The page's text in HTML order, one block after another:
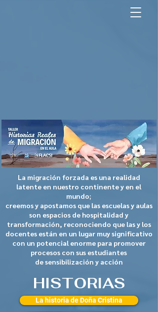
La migración forzada es una realidad
latente en nuestro continente y en el
mundo;
creemos y apostamos que las escuelas y aulas
son espacios de hospitalidad y
transformación, reconociendo que las y los
docentes están en un lugar muy significativo
con un potencial enorme para promover
procesos con sus estudiantes
de sensibilización y acción
HISTORIAS
La historia de Doña Cristina